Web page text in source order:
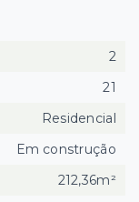
2
21
Residencial
Em construção
212,36m²